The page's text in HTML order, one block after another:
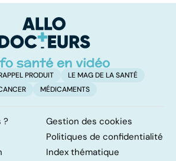
PRODUIT
LE MAG DE LA SANTÉ
MÉDICAMENTS
?
Gestion des cookies
Politiques de confidentialité
Index thématique